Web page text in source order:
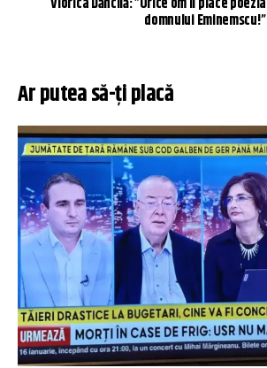
domnului Eminemscu!”
Ar putea să-ți placă